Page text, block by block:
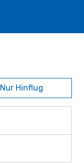
Nur Hinflug